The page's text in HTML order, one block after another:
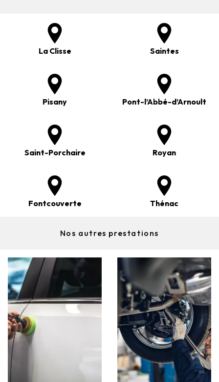
La Clisse Saintes
Pisany Pont-l’Abbé-d’Arnoult
Saint-Porchaire Royan
Fontcouverte Thénac
Nos autres prestations